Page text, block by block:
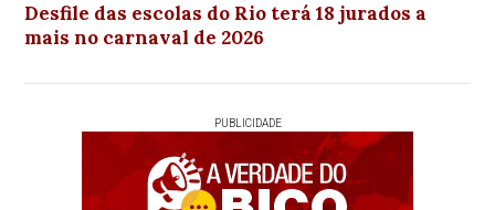
Desfile das escolas do Rio terá 18 jurados a
mais no carnaval de 2026
PUBLICIDADE